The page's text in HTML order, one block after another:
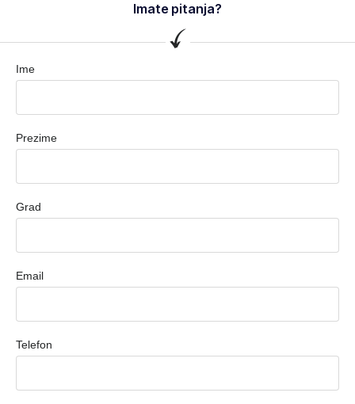
Imate pitanja?
Ime
Prezime
Grad
Email
Telefon